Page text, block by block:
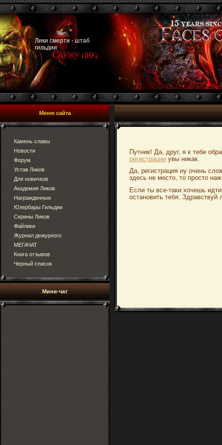
Лики смерти - штаб
гильдии
Меню сайта
Камень славы
Новости
Форум
Устав Ликов
Для новичков
Академия Ликов
Награжденные
Юзербары Гильдии
Скрины Ликов
Файлики
Журнал дежурного
МЕГАЧАТ
Книга отзывов
Черный список
Мини-чат
Путник! Да, друг, я к тебе
регистрации увы никак.
Да, регистрация ну очень
здесь не место, то просто
Если ты все-таки хочешь
остановить тебя.